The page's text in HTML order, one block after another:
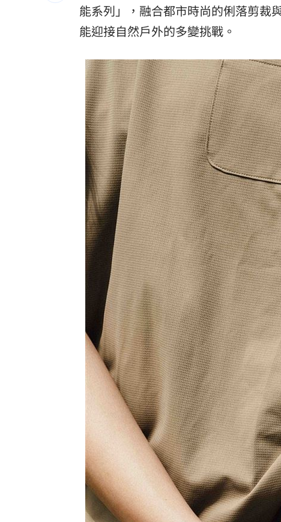
狂冒百顆紅疹非毛囊炎！醫診斷出罕見疾病
颱風還沒到！基隆爆海水倒灌 商家超哀怨
颱風假宣布了 明「新竹縣8校」停課不停班
太陽下抽菸突倒地！醫：猝死風險高3倍
Apink降臨高雄 她新歌曝光：唱不好別發
台灣彩券開獎直播中 20:31
LIVE三立+24小時直播 15:27
三立iNEWS新聞台線上直播 18:00
商場戰國來臨 台中「頂奢大道」逐漸成形
台彩父親節推新刮刮樂千萬頭獎超「爸」氣
「拍片人的多重宇宙」職涯論壇9/12登場！
8國球員齊聚高雄 Formosa 7s掀足球熱潮
理想混蛋號召粉絲跨海追星吃美食！ 18:15
能系列」，融合都市時尚的俐落剪裁
能迎接自然戶外的多變挑戰。